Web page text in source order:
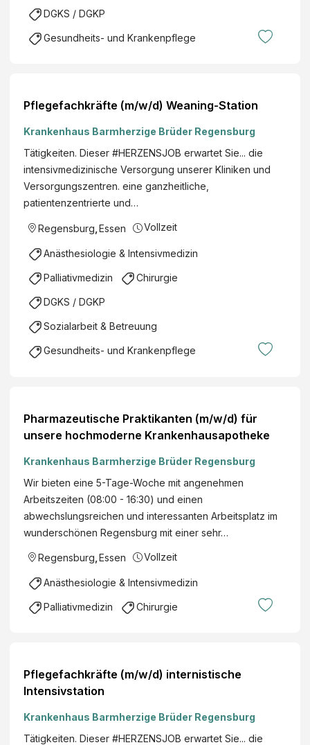
DGKS / DGKP
Gesundheits- und Krankenpflege
Pflegefachkräfte (m/w/d) Weaning-Station
Krankenhaus Barmherzige Brüder Regensburg
Tätigkeiten. Dieser #HERZENSJOB erwartet Sie... die
intensivmedizinische Versorgung unserer Kliniken und
Versorgungszentren. eine ganzheitliche,
patientenzentrierte und…
Regensburg Essen Vollzeit
Anästhesiologie & Intensivmedizin
Palliativmedizin Chirurgie
DGKS / DGKP
Sozialarbeit & Betreuung
Gesundheits- und Krankenpflege
Pharmazeutische Praktikanten (m/w/d) für
unsere hochmoderne Krankenhausapotheke
Krankenhaus Barmherzige Brüder Regensburg
Wir bieten eine 5-Tage-Woche mit angenehmen
Arbeitszeiten (08:00 - 16:30) und einen
abwechslungsreichen und interessanten Arbeitsplatz im
wunderschönen Regensburg mit einer sehr…
Regensburg Essen Vollzeit
Anästhesiologie & Intensivmedizin
Palliativmedizin Chirurgie
Pflegefachkräfte (m/w/d) internistische
Intensivstation
Krankenhaus Barmherzige Brüder Regensburg
Tätigkeiten. Dieser #HERZENSJOB erwartet Sie... die